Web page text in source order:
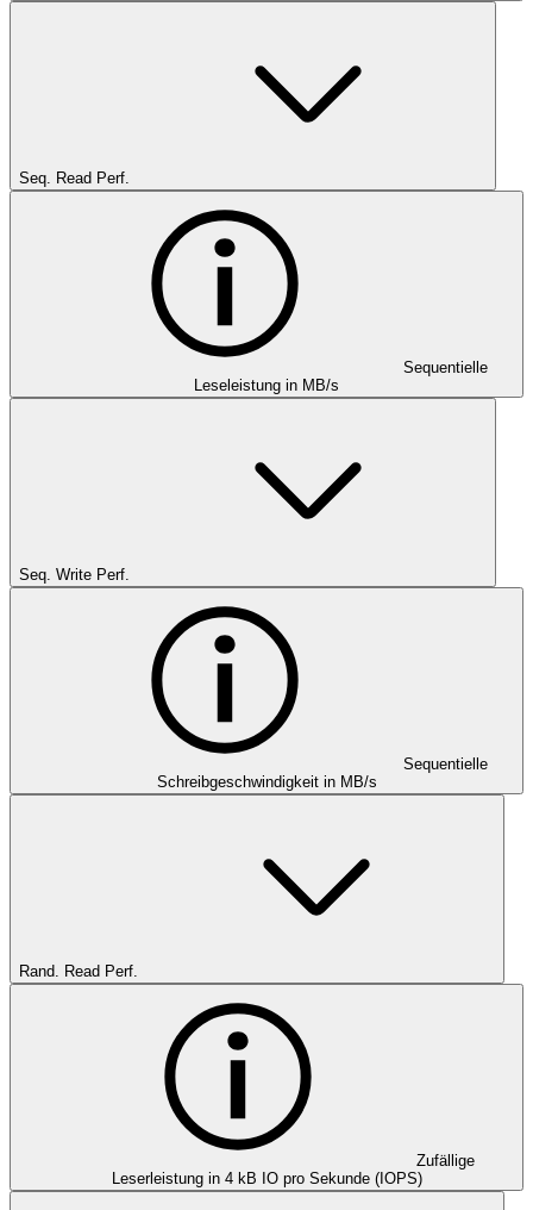
Seq. Read Perf.
Sequentielle
Leseleistung in MB/s
Seq. Write Perf.
Sequentielle
Schreibgeschwindigkeit in MB/s
Rand. Read Perf.
Zufällige
Leserleistung in 4 kB IO pro Sekunde (IOPS)